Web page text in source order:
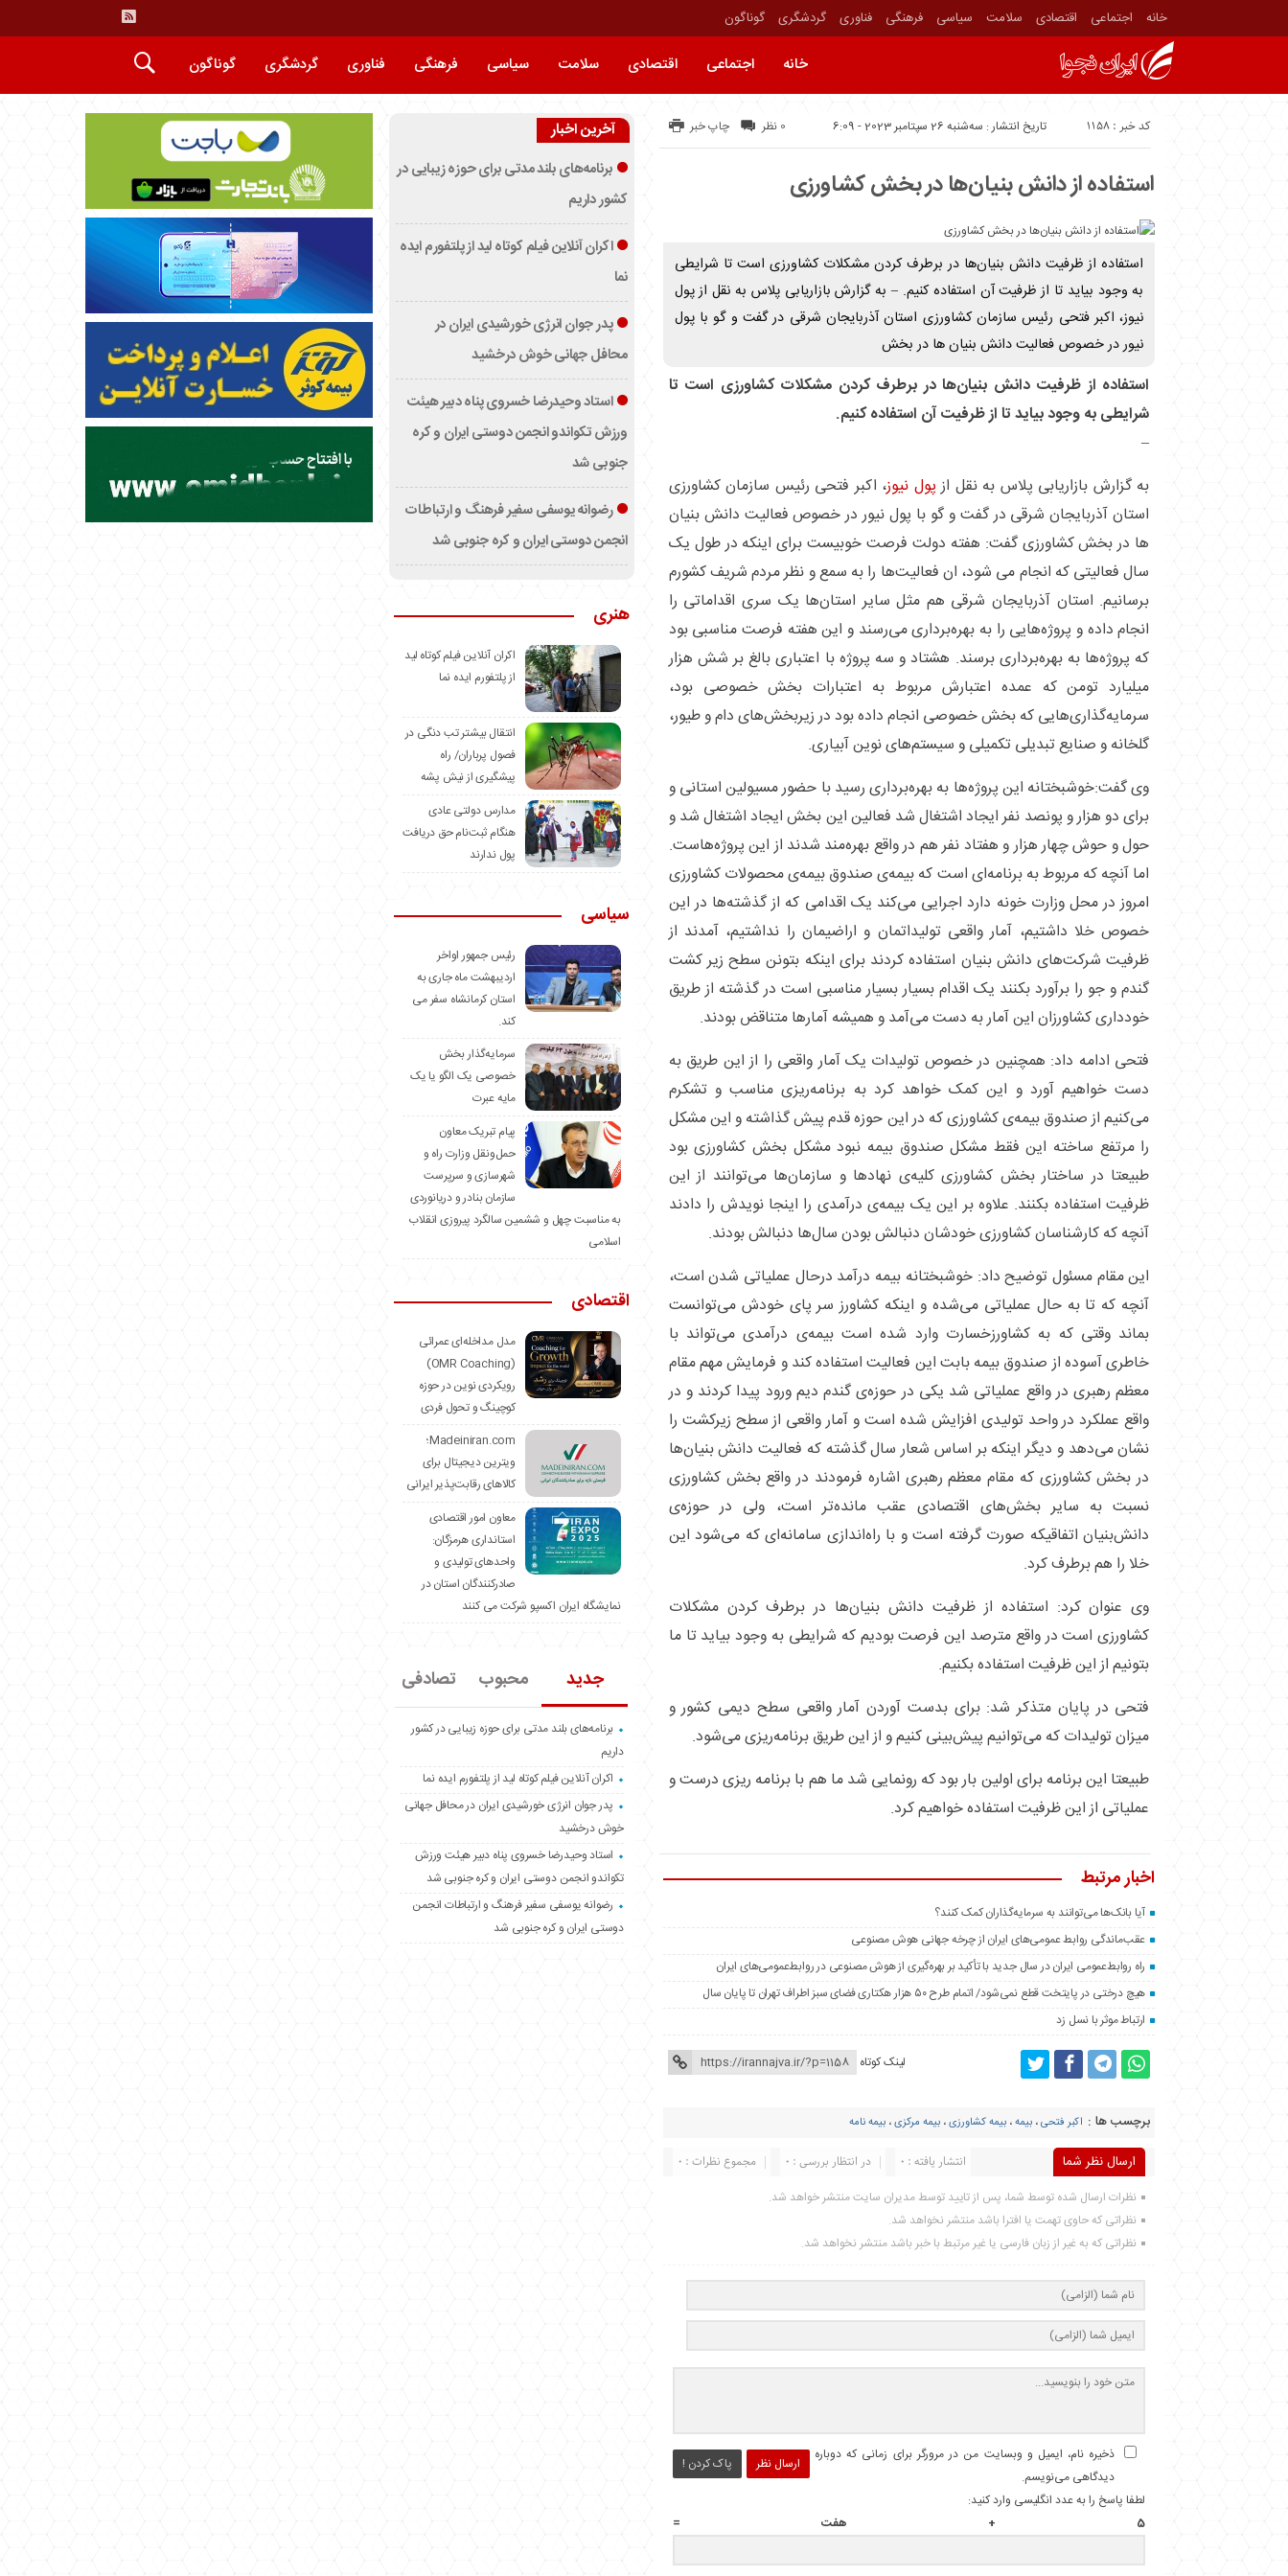
خانه اجتماعی اقتصادی سلامت سیاسی فرهنگی فناوری گردشگری گوناگون
خانه اجتماعی اقتصادی سلامت سیاسی فرهنگی فناوری گردشگری گوناگون
تاریخ انتشار : سه‌شنبه 26 سپتامبر 2023 - 6:09 کد خبر : 1158 چاپ خبر 0 نظر
استفاده از دانش بنیان‌ها در بخش کشاورزی
استفاده از ظرفیت دانش بنیان‌ها در برطرف کردن مشکلات کشاورزی است تا شرایطی
به وجود بیاید تا از ظرفیت آن استفاده کنیم. – به گزارش بازاریابی پلاس به نقل از پول
نیوز، اکبر فتحی رئیس سازمان کشاورزی استان آذربایجان شرقی در گفت و گو با پول
نیور در خصوص فعالیت دانش بنیان ها در بخش
استفاده از ظرفیت دانش بنیان‌ها در برطرف کردن مشکلات کشاورزی است تا
شرایطی به وجود بیاید تا از ظرفیت آن استفاده کنیم.
–
به گزارش بازاریابی پلاس به نقل ازپول نیوز، اکبر فتحی رئیس سازمان کشاورزی
استان آذربایجان شرقی در گفت و گو با پول نیور در خصوص فعالیت دانش بنیان
ها در بخش کشاورزی گفت: هفته دولت فرصت خوبیست برای اینکه در طول یک
سال فعالیتی که انجام می شود، ان فعالیت‌ها را به سمع و نظر مردم شریف کشورم
برسانیم. استان آذربایجان شرقی هم مثل سایر استان‌ها یک سری اقداماتی را
انجام داده و پروژه‌هایی را به بهره‌برداری می‌رسند و این هفته فرصت مناسبی بود
که پروژه‌ها به بهره‌برداری برسند. هشتاد و سه پروژه با اعتباری بالغ بر شش هزار
میلیارد تومن که عمده اعتبارش مربوط به اعتبارات بخش خصوصی بود،
سرمایه‌گذاری‌هایی که بخش خصوصی انجام داده بود در زیربخش‌های دام و طیور،
گلخانه و صنایع تبدیلی تکمیلی و سیستم‌های نوین آبیاری.
وی گفت:خوشبختانه این پروژه‌ها به بهره‌برداری رسید با حضور مسیولین استانی و
برای دو هزار و پونصد نفر ایجاد اشتغال شد فعالین این بخش ایجاد اشتغال شد و
حول و حوش چهار هزار و هفتاد نفر هم در واقع بهره‌مند شدند از این پروژه‌هاست.
اما آنچه که مربوط به برنامه‌ای است که بیمه‌ی صندوق بیمه‌ی محصولات کشاورزی
امروز در محل وزارت خونه دارد اجرایی می‌کند یک اقدامی که از گذشته‌ها در این
خصوص خلا داشتیم، آمار واقعی تولیداتمان و اراضیمان را نداشتیم، آمدند از
ظرفیت شرکت‌های دانش بنیان استفاده کردند برای اینکه بتونن سطح زیر کشت
گندم و جو را برآورد بکنند یک اقدام بسیار بسیار مناسبی است در گذشته از طریق
خودداری کشاورزان این آمار به دست می‌آمد و همیشه آمار‌ها متناقض بودند.
فتحی ادامه داد: همچنین در خصوص تولیدات یک آمار واقعی را از این طریق به
دست خواهیم آورد و این کمک خواهد کرد به برنامه‌ریزی مناسب و تشکرم
می‌کنیم از صندوق بیمه‌ی کشاورزی که در این حوزه قدم پیش گذاشته و این مشکل
را مرتفع ساخته این فقط مشکل صندوق بیمه نبود مشکل بخش کشاورزی بود
طبیعتا در ساختار بخش کشاورزی کلیه‌ی نهاد‌ها و سازمان‌ها می‌توانند از این
ظرفیت استفاده بکنند. علاوه بر این یک بیمه‌ی درآمدی را اینجا نویدش را دادند
آنچه که کارشناسان کشاورزی خودشان دنبالش بودن سال‌ها دنبالش بودند.
این مقام مسئول توضیح داد: خوشبختانه بیمه درآمد درحال عملیاتی شدن است،
آنچه که تا به حال عملیاتی می‌شده و اینکه کشاورز سر پای خودش می‌توانست
بماند وقتی که به کشاورزخسارت وارد شده است بیمه‌ی درآمدی می‌تواند با
خاطری آسوده از صندوق بیمه بابت این فعالیت استفاده کند و فرمایش مهم مقام
معظم رهبری در واقع عملیاتی شد یکی در حوزه‌ی گندم دیم ورود پیدا کردند و در
واقع عملکرد در واحد تولیدی افزایش شده است و آمار واقعی از سطح زیرکشت را
نشان می‌دهد و دیگر اینکه بر اساس شعار سال گذشته که فعالیت دانش بنیان‌ها
در بخش کشاورزی که مقام معظم رهبری اشاره فرمودند در واقع بخش کشاورزی
نسبت به سایر بخش‌های اقتصادی عقب مانده‌تر است، ولی در حوزه‌ی
دانش‌بنیان اتفاقیکه صورت گرفته است و با راه‌اندازی سامانه‌ای که می‌شود این
خلا را هم برطرف کرد.
وی عنوان کرد: استفاده از ظرفیت دانش بنیان‌ها در برطرف کردن مشکلات
کشاورزی است در واقع مترصد این فرصت بودیم که شرایطی به وجود بیاید تا ما
بتونیم از این ظرفیت استفاده بکنیم.
فتحی در پایان متذکر شد: برای بدست آوردن آمار واقعی سطح دیمی کشور و
میزان تولیدات که می‌توانیم پیش‌بینی کنیم و از این طریق برنامه‌ریزی می‌شود.
طبیعتا این برنامه برای اولین بار بود که رونمایی شد ما هم با برنامه ریزی درست و
عملیاتی از این ظرفیت استفاده خواهیم کرد.
اخبار مرتبط
آیا بانک‌ها می‌توانند به سرمایه‌گذاران کمک کنند؟
عقب‌ماندگی روابط عمومی‌های ایران از چرخه جهانی هوش مصنوعی
راه روابط‌عمومی ایران در سال جدید با تأکید بر بهره‌گیری از هوش مصنوعی در روابط‌عمومی‌های ایران
هیچ درختی در پایتخت قطع نمی‌شود/ اتمام طرح ۵۰ هزار هکتاری فضای سبز اطراف تهران تا پایان سال
ارتباط موثر با نسل زد
لینک کوتاه
برچسب ها : اکبر فتحی، بیمه، بیمه کشاورزی، بیمه مرکزی، بیمه نامه
ارسال نظر شما مجموع نظرات : 0 در انتظار بررسی : 0 انتشار یافته : 0
نظرات ارسال شده توسط شما، پس از تایید توسط مدیران سایت منتشر خواهد شد.
نظراتی که حاوی تهمت یا افترا باشد منتشر نخواهد شد.
نظراتی که به غیر از زبان فارسی یا غیر مرتبط با خبر باشد منتشر نخواهد شد.
ارسال نظر پاک کردن !
ذخیره نام، ایمیل و وبسایت من در مرورگر برای زمانی که دوباره
دیدگاهی می‌نویسم.
لطفا پاسخ را به عدد انگلیسی وارد کنید:
5 + هفت =
آخرین اخبار
برنامه‌های بلند مدتی برای حوزه زیبایی در
کشور داریم
اکران آنلاین فیلم کوتاه لید از پلتفورم ایده
نما
پدر جوان انرژی خورشیدی ایران در
محافل جهانی خوش درخشید
استاد وحیدرضا خسروی پناه دبیر هیئت
ورزش تکواندو انجمن دوستی ایران و کره
جنوبی شد
رضوانه یوسفی سفیر فرهنگ و ارتباطات
انجمن دوستی ایران و کره جنوبی شد
هنری
اکران آنلاین فیلم کوتاه لید
از پلتفورم ایده نما
انتقال بیشتر تب دنگی در
فصول پرباران/ راه
پیشگیری از نیش پشه
مدارس دولتی عادی
هنگام ثبت‌نام حق دریافت
پول ندارند
سیاسی
رئیس جمهور اواخر
اردیبهشت ماه جاری به
استان کرمانشاه سفر می
کند.
سرمایه‌گذار بخش
خصوصی یک الگو یا یک
مایه عبرت
️پیام تبریک معاون
حمل‌ونقل وزارت راه و
شهرسازی و سرپرست
سازمان بنادر و دریانوردی
به مناسبت چهل و ششمین سالگرد پیروزی انقلاب
اسلامی
اقتصادی
مدل مداخله‌ای عمرائی
(OMR Coaching)
رویکردی نوین در حوزه
کوچینگ و تحول فردی
Madeiniran.com؛
ویترین دیجیتال برای
کالاهای رقابت‌پذیر ایرانی
معاون امور اقتصادی
استانداری هرمزگان:
واحدهای تولیدی و
صادرکنندگان استان در
نمایشگاه ایران اکسپو شرکت می کنند
جدید محبوب تصادفی
برنامه‌های بلند مدتی برای حوزه زیبایی در کشور
داریم
اکران آنلاین فیلم کوتاه لید از پلتفورم ایده نما
پدر جوان انرژی خورشیدی ایران در محافل جهانی
خوش درخشید
استاد وحیدرضا خسروی پناه دبیر هیئت ورزش
تکواندو انجمن دوستی ایران و کره جنوبی شد
رضوانه یوسفی سفیر فرهنگ و ارتباطات انجمن
دوستی ایران و کره جنوبی شد